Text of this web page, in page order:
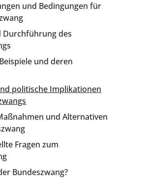
und Bedingungen für
Durchführung des
und deren
politische Implikationen
und Alternativen
Fragen zum
Bundeszwang?